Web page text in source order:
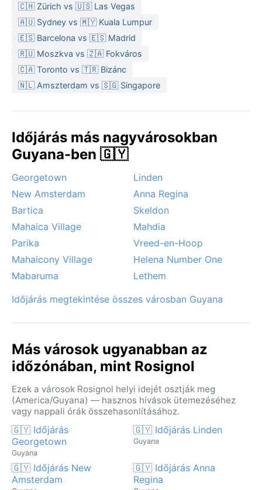
rovarriasztó kerüljön.
A legkedvezőbb időszak az utazásra a kora tavaszi és
késő nyári hónapok, amikor a napi
csapadékmennyiség valamelyest mérséklődik.
Különleges időjárási jelenségek – hurrikánok, szirokkó
vagy hó – nem fordulnak elő, mivel a város a trópusi
a lap
🇨🇭 Zürich vs 🇺🇸 Las Vegas
🇦🇺 Sydney vs 🇲🇾 Kuala Lumpur
🇪🇸 Barcelona vs 🇪🇸 Madrid
🇷🇺 Moszkva vs 🇿🇦 Fokváros
🇨🇦 Toronto vs 🇹🇷 Bizánc
🇳🇱 Amszterdam vs 🇸🇬 Singapore
Időjárás más nagyvárosokban
Guyana-ben 🇬🇾
Georgetown
Linden
New Amsterdam
Anna Regina
Bartica
Skeldon
Mahaica Village
Mahdia
Parika
Vreed-en-Hoop
Mahaicony Village
Helena Number One
Mabaruma
Lethem
Időjárás megtekintése összes városban Guyana
Más városok ugyanabban az
időzónában, mint Rosignol
Ezek a városok Rosignol helyi idejét osztják meg
(America/Guyana) — hasznos hívások ütemezéséhez
vagy nappali órák összehasonlításához.
🇬🇾 Időjárás
Georgetown
Guyana
🇬🇾 Időjárás Linden
Guyana
🇬🇾 Időjárás New
Amsterdam
🇬🇾 Időjárás Anna
Regina